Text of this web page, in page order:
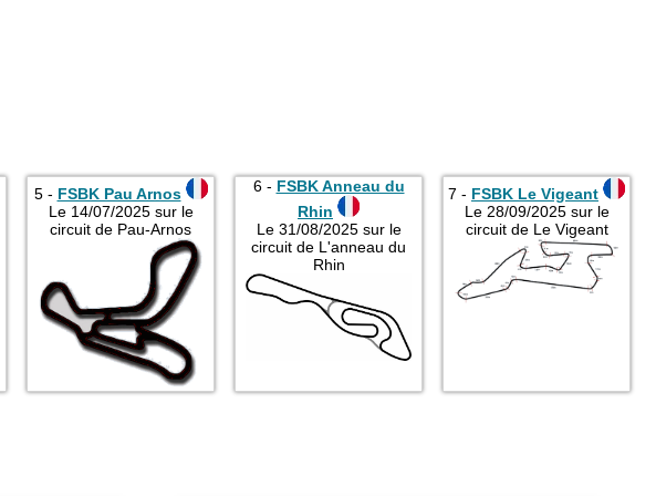
5 - FSBK Pau Arnos
Le 14/07/2025 sur le
circuit de Pau-Arnos
6 - FSBK Anneau du
Rhin
Le 31/08/2025 sur le
circuit de L'anneau du
Rhin
7 - FSBK Le Vigeant
Le 28/09/2025 sur le
circuit de Le Vigeant